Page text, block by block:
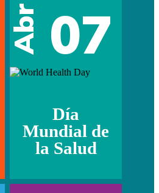
Abr 07
Día
Mundial de
la Salud